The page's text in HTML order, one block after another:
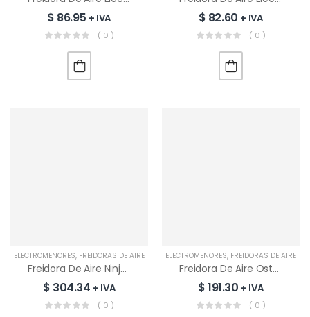
Quemadores |
60J-084
$108.69+ IVA
Privado: Encimera
A Gas RCA 5
$ 86.95 + IVA
( 0 )
$ 82.60 + IVA
( 0 )
ELECTROMENORES, FREIDORAS DE AIRE
Freidora De Aire Ninja 9.5L Double Stack XL | SL400ME
$ 304.34 + IVA
( 0 )
ELECTROMENORES, FREIDORAS DE AIRE
Freidora De Aire Oster 11 L | CKSTAF11MCDDF-013
$191.30 + IVA
( 0 )